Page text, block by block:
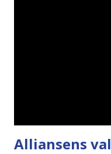
Alliansens